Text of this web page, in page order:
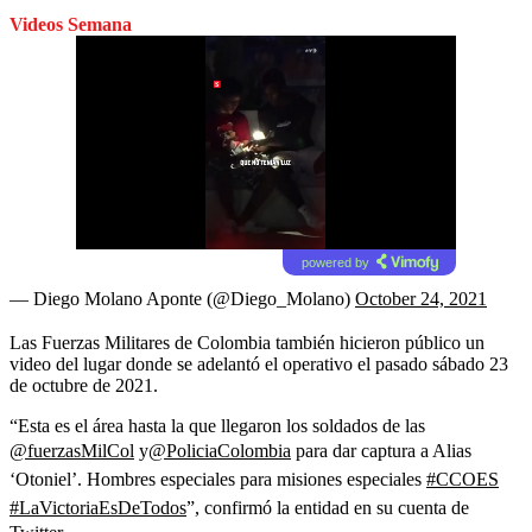
Videos Semana
powered by
— Diego Molano Aponte (@Diego_Molano) October 24, 2021
Las Fuerzas Militares de Colombia también hicieron público un
video del lugar donde se adelantó el operativo el pasado sábado 23
de octubre de 2021.
“Esta es el área hasta la que llegaron los soldados de las
@fuerzasMilCol y@PoliciaColombia para dar captura a Alias
‘Otoniel’. Hombres especiales para misiones especiales #CCOES
#LaVictoriaEsDeTodos”, confirmó la entidad en su cuenta de